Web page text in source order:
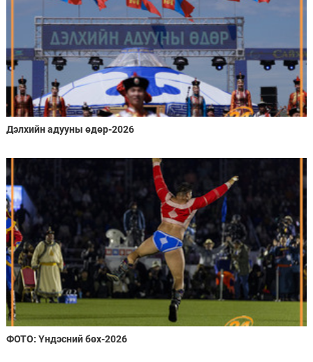
Дэлхийн адууны өдөр-2026
ФОТО: Үндэсний бөх-2026